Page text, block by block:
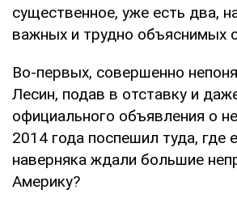
существенное, уже есть два,
важных и трудно объяснимых
Во-первых, совершенно
Лесин, подав в отставку и
официального объявления о
2014 года поспешил туда, где
наверняка ждали большие
Америку?